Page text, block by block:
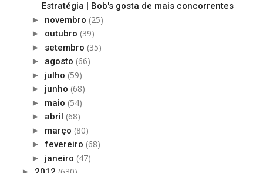
Estratégia | Bob's gosta de mais concorrentes
► novembro (25)
► outubro (39)
► setembro (35)
► agosto (66)
► julho (59)
► junho (68)
► maio (54)
► abril (68)
► março (80)
► fevereiro (68)
► janeiro (47)